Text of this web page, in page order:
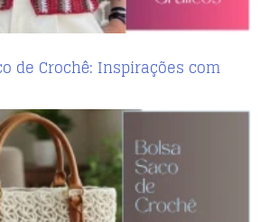
de Crochê: Inspirações com